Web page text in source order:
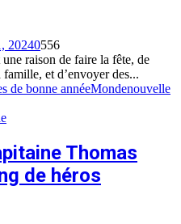
20240556
raison de faire la fête, de
famille, et d’envoyer des...
de bonne annéeMondenouvelle
Thomas
de héros